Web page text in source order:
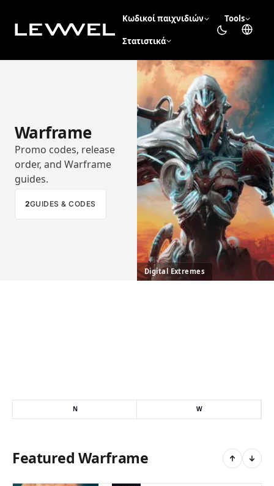
Κωδικοί παιχνιδιών Tools
Στατιστικά
Warframe
Promo codes, release
order, and Warframe
guides.
2GUIDES & CODES
Digital Extremes
N W
Featured Warframe